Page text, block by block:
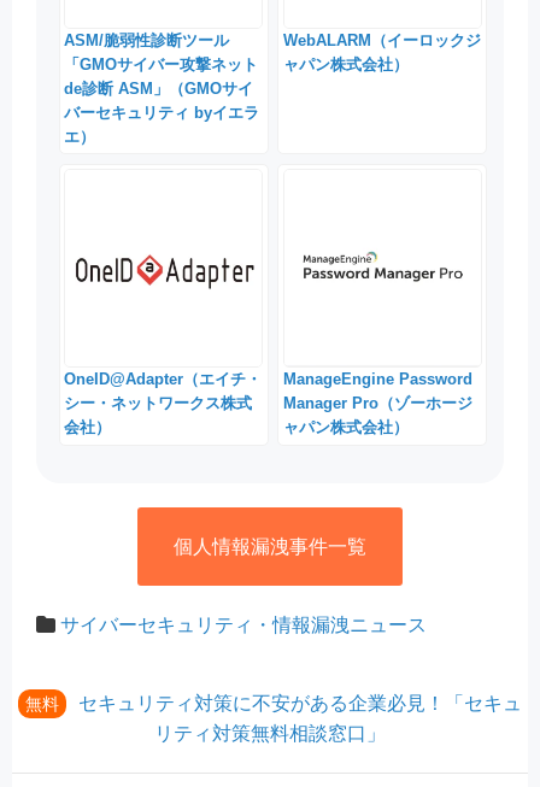
ASM/脆弱性診断ツール
「GMOサイバー攻撃ネット
de診断 ASM」（GMOサイ
バーセキュリティ byイエラ
エ）
WebALARM（イーロックジ
ャパン株式会社）
OneID@Adapter（エイチ・
シー・ネットワークス株式
会社）
ManageEngine Password
Manager Pro（ゾーホージ
ャパン株式会社）
個人情報漏洩事件一覧
サイバーセキュリティ・情報漏洩ニュース
無料
セキュリティ対策に不安がある企業必見！「セキュ
リティ対策無料相談窓口」